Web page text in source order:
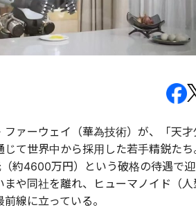
ファーウェイ（華為技術）が、「天才
じて世界中から採用した若手精鋭たち
約4600万円）という破格の待遇で迎
まや同社を離れ、ヒューマノイド（人
線に立っている。